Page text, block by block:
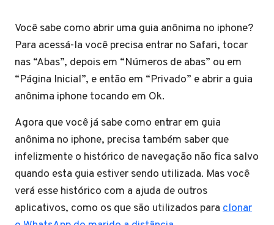
Você sabe como abrir uma guia anônima no iphone?
Para acessá-la você precisa entrar no Safari, tocar
nas “Abas”, depois em “Números de abas” ou em
“Página Inicial”, e então em “Privado” e abrir a guia
anônima iphone tocando em Ok.
Agora que você já sabe como entrar em guia
anônima no iphone, precisa também saber que
infelizmente o histórico de navegação não fica salvo
quando esta guia estiver sendo utilizada. Mas você
verá esse histórico com a ajuda de outros
aplicativos, como os que são utilizados para clonar